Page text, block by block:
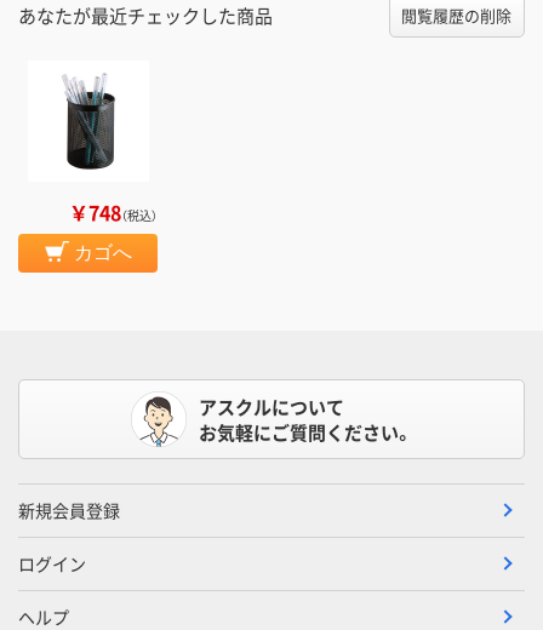
あなたが最近チェックした商品 閲覧履歴の削除
￥748（税込）
カゴへ
アスクルについて
お気軽にご質問ください。
新規会員登録
ログイン
ヘルプ